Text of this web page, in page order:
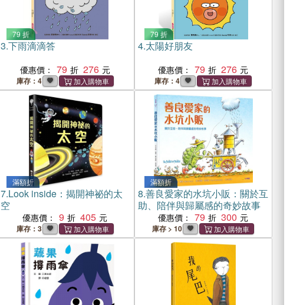
79 折
3.下雨滴滴答
優惠價： 79 276
庫存：4
79 折
4.太陽好朋友
優惠價： 79 276
庫存：4
滿額折
7.Look inside：揭開神祕的太
空
優惠價： 9 405
庫存：3
滿額折
8.善良愛家的水坑小販：關於互
助、陪伴與歸屬感的奇妙故事
優惠價： 79 300
庫存 > 10